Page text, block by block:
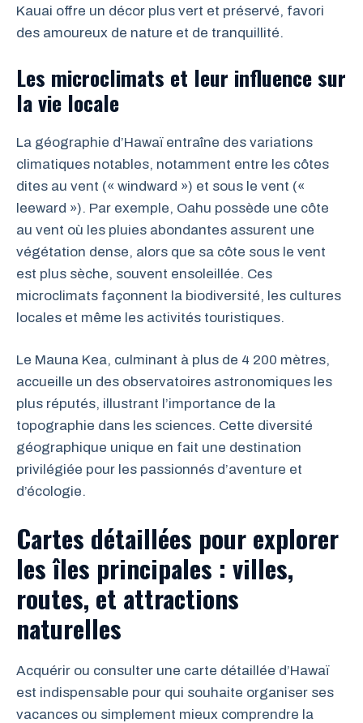
Kauai offre un décor plus vert et préservé, favori
des amoureux de nature et de tranquillité.
Les microclimats et leur influence sur
la vie locale
La géographie d’Hawaï entraîne des variations
climatiques notables, notamment entre les côtes
dites au vent (« windward ») et sous le vent («
leeward »). Par exemple, Oahu possède une côte
au vent où les pluies abondantes assurent une
végétation dense, alors que sa côte sous le vent
est plus sèche, souvent ensoleillée. Ces
microclimats façonnent la biodiversité, les cultures
locales et même les activités touristiques.
Le Mauna Kea, culminant à plus de 4 200 mètres,
accueille un des observatoires astronomiques les
plus réputés, illustrant l’importance de la
topographie dans les sciences. Cette diversité
géographique unique en fait une destination
privilégiée pour les passionnés d’aventure et
d’écologie.
Cartes détaillées pour explorer
les îles principales : villes,
routes, et attractions
naturelles
Acquérir ou consulter une carte détaillée d’Hawaï
est indispensable pour qui souhaite organiser ses
vacances ou simplement mieux comprendre la